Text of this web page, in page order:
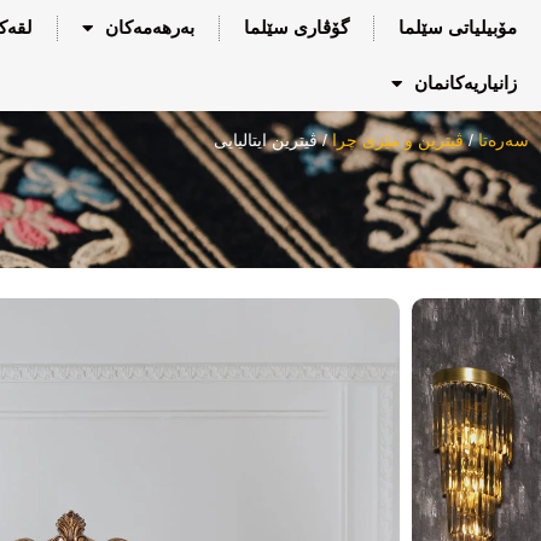
مۆبیلیاتی سێلما گۆڤاری سێلما بەرهەمەکان
زانیاریەکانمان
سەرەتا/ڤیترین و مێزی چرا/ ڤیترین ایتالیایی